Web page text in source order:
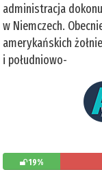
administracja
w Niemczech.
amerykańskich
i południowo-
19%